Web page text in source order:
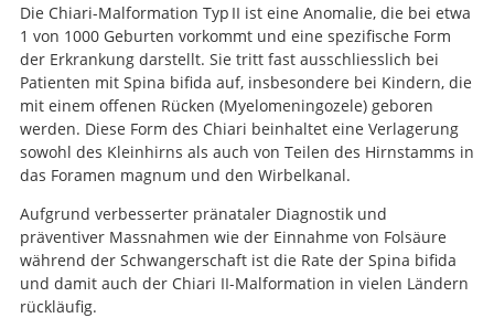
Die Chiari-Malformation Typ II ist eine Anomalie, die bei etwa
1 von 1000 Geburten vorkommt und eine spezifische Form
der Erkrankung darstellt. Sie tritt fast ausschliesslich bei
Patienten mit Spina bifida auf, insbesondere bei Kindern, die
mit einem offenen Rücken (Myelomeningozele) geboren
werden. Diese Form des Chiari beinhaltet eine Verlagerung
sowohl des Kleinhirns als auch von Teilen des Hirnstamms in
das Foramen magnum und den Wirbelkanal.
Aufgrund verbesserter pränataler Diagnostik und
präventiver Massnahmen wie der Einnahme von Folsäure
während der Schwangerschaft ist die Rate der Spina bifida
und damit auch der Chiari II-Malformation in vielen Ländern
rückläufig.